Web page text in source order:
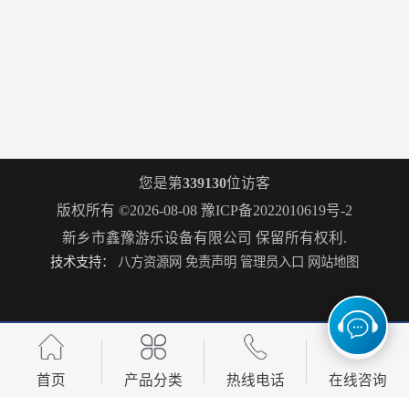
您是第339130位访客
版权所有 ©2026-08-08 豫ICP备2022010619号-2
新乡市鑫豫游乐设备有限公司 保留所有权利.
技术支持： 八方资源网 免责声明 管理员入口 网站地图
首页 产品分类 热线电话 在线咨询